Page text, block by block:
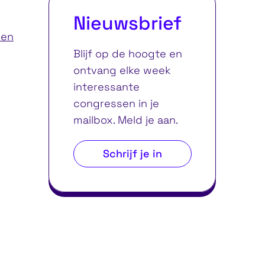
Nieuwsbrief
Blijf op de hoogte en
ontvang elke week
interessante
congressen in je
mailbox. Meld je aan.
Schrijf je in